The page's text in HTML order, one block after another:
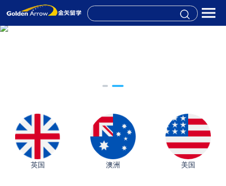
英国 澳洲 美国